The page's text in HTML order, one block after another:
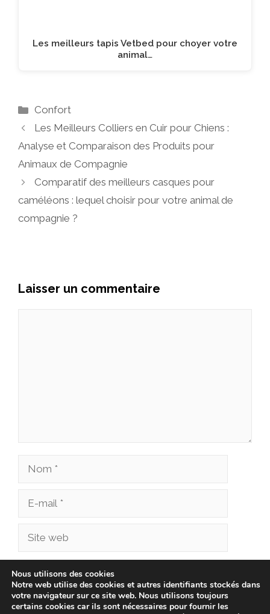
Les meilleurs tapis Vetbed pour choyer votre
animal…
Catégories
Confort
Les Meilleurs Colliers en Cuir pour Chiens :
Analyse et Comparaison des Produits pour
Animaux de Compagnie
Comparatif des meilleurs casques pour
caméléons : lequel choisir pour votre animal de
compagnie ?
Laisser un commentaire
Nom
Site
Enregistrer mon nom, mon e-mail et mon site
dans le navigateur pour mon prochain
commentaire.
Nous utilisons des cookies
Notre web utilise des cookies et autres identifiants stockés dans
votre navigateur sur ce site web. Nous utilisons toujours
certains cookies car ils sont nécessaires pour fournir les